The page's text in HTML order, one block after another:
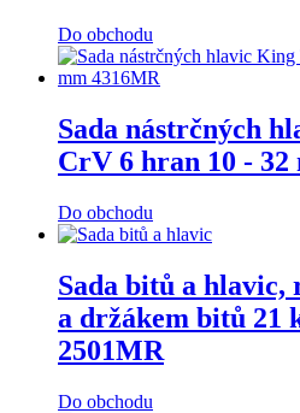
Do obchodu
Sada nástrčných
CrV 6 hran 10 - 32
Do obchodu
Sada bitů a hlavic,
a držákem bitů 21
2501MR
Do obchodu